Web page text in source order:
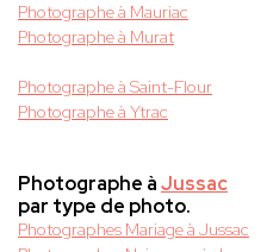
Photographe à Mauriac
Photographe à Murat
Photographe à Saint-Flour
Photographe à Ytrac
Photographe àJussac
par type de photo.
Photographes Mariage à Jussac